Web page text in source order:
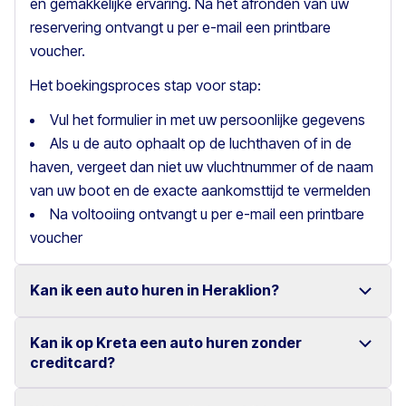
en gemakkelijke ervaring. Na het afronden van uw
reservering ontvangt u per e-mail een printbare
voucher.
Het boekingsproces stap voor stap:
Vul het formulier in met uw persoonlijke gegevens
Als u de auto ophaalt op de luchthaven of in de
haven, vergeet dan niet uw vluchtnummer of de naam
van uw boot en de exacte aankomsttijd te vermelden
Na voltooiing ontvangt u per e-mail een printbare
voucher
Kan ik een auto huren in Heraklion?
Ja, wij bieden autoverhuur in Heraklion met een ruime
Kan ik op Kreta een auto huren zonder
creditcard?